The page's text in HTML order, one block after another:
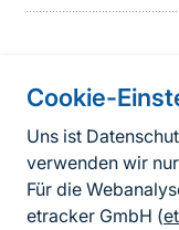
Cookie-
Uns ist
verwenden wir
Für die
etracker GmbH (